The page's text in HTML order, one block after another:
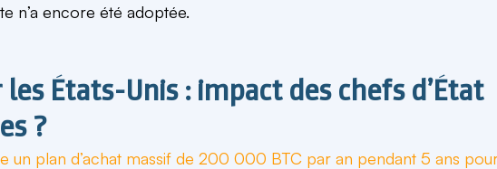
n’a encore été adoptée.
États-Unis : impact des chefs d’État
?
un plan d’achat massif de200 000 BTC par an pendant 5 ans